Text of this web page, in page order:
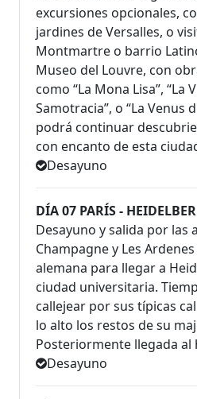
excursiones opcionales,
jardines de Versalles, o
Montmartre o barrio
Museo del Louvre, con
como “La Mona Lisa”, “La
Samotracia”, o “La Venus
podrá continuar
con encanto de esta
Desayuno
DÍA 07 PARÍS -
Desayuno y salida por las
Champagne y Les
alemana para llegar a
ciudad universitaria.
callejear por sus típicas
lo alto los restos de su
Posteriormente llegada al
Desayuno